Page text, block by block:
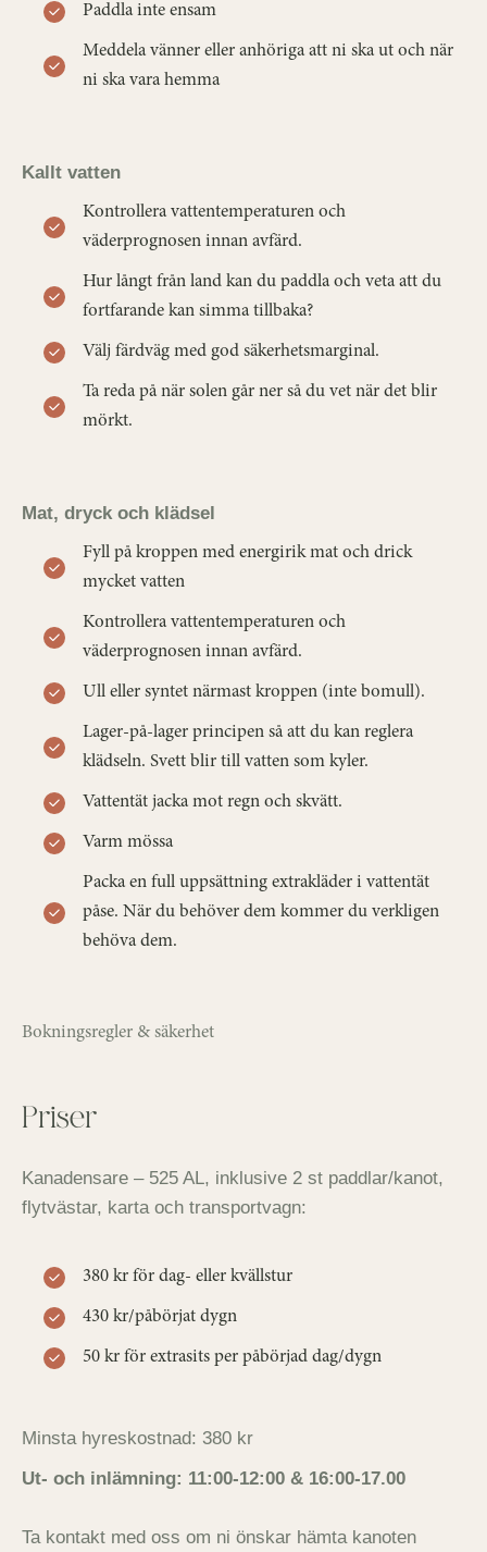
Paddla inte ensam
Meddela vänner eller anhöriga att ni ska ut och när
ni ska vara hemma
Kallt vatten
Kontrollera vattentemperaturen och
väderprognosen innan avfärd.
Hur långt från land kan du paddla och veta att du
fortfarande kan simma tillbaka?
Välj färdväg med god säkerhetsmarginal.
Ta reda på när solen går ner så du vet när det blir
mörkt.
Mat, dryck och klädsel
Fyll på kroppen med energirik mat och drick
mycket vatten
Kontrollera vattentemperaturen och
väderprognosen innan avfärd.
Ull eller syntet närmast kroppen (inte bomull).
Lager-på-lager principen så att du kan reglera
klädseln. Svett blir till vatten som kyler.
Vattentät jacka mot regn och skvätt.
Varm mössa
Packa en full uppsättning extrakläder i vattentät
påse. När du behöver dem kommer du verkligen
behöva dem.
Bokningsregler & säkerhet
Priser
Kanadensare – 525 AL, inklusive 2 st paddlar/kanot,
flytvästar, karta och transportvagn:
380 kr för dag- eller kvällstur
430 kr/påbörjat dygn
50 kr för extrasits per påbörjad dag/dygn
Minsta hyreskostnad: 380 kr
Ut- och inlämning: 11:00-12:00 & 16:00-17.00
Ta kontakt med oss om ni önskar hämta kanoten